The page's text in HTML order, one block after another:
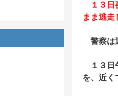
１３日
まま逃走
警察は
１３日
を、近く